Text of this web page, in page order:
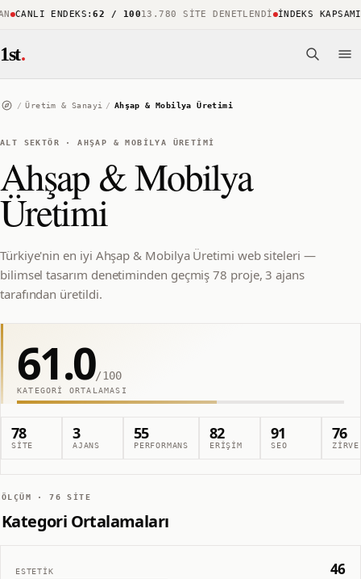
CANLI ENDEKS:62 / 10013.780 SITE DENETLENDI İNDEKS KAPSAMI:
1st.
/ Üretim & Sanayi / Ahşap & Mobilya Üretimi
ALT SEKTÖR ·AHŞAP & MOBILYA ÜRETIMI
Ahşap & Mobilya
Üretimi
Türkiye'nin en iyi Ahşap & Mobilya Üretimi web siteleri —
bilimsel tasarım denetiminden geçmiş 78 proje, 3 ajans
tarafından üretildi.
61.0/100
KATEGORI ORTALAMASI
78
SITE
3
AJANS
55
PERFORMANS
82
ERIŞIM
91
SEO
76
ZIRVE
ÖLÇÜM ·76 SITE
Kategori Ortalamaları
ESTETIK 46